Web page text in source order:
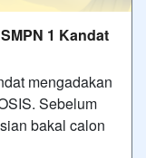
1 Kandat
mengadakan
Sebelum
bakal calon